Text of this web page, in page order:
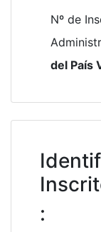
Nº de
del País
: